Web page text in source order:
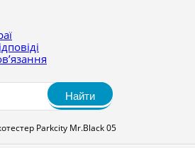
Найти
Parkcity Mr.Black 05